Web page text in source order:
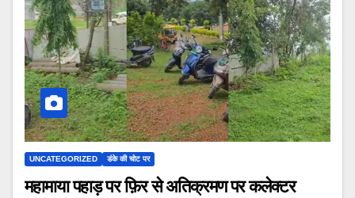
UNCATEGORIZED डंके की चोट पर
महामाया पहाड़ पर फ़िर से अतिक्रमण पर कलेक्टर